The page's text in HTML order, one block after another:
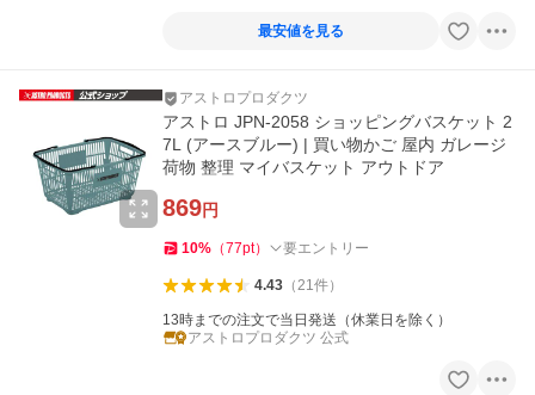
最安値を見る
アストロプロダクツ
アストロ JPN-2058 ショッピングバスケット 2
7L (アースブルー) | 買い物かご 屋内 ガレージ
荷物 整理 マイバスケット アウトドア
869円
10% （77pt） 要エントリー
4.43（21件）
13時までの注文で当日発送（休業日を除く）
アストロプロダクツ 公式